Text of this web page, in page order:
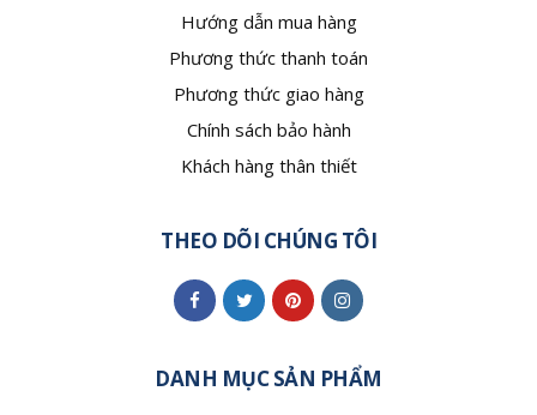
Hướng dẫn mua hàng
Phương thức thanh toán
Phương thức giao hàng
Chính sách bảo hành
Khách hàng thân thiết
THEO DÕI CHÚNG TÔI
DANH MỤC SẢN PHẨM